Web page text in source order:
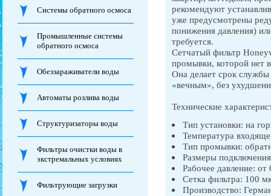
Системы обратного осмоса
Промышленные системы
обратного осмоса
Обеззараживатели воды
Автоматы розлива воды
Структуризаторы воды
Фильтры очистки воды в
экстремальных условиях
Фильтрующие загрузки
рекомендуют
уже предусмотрены
понижения давления)
требуется.
Сетчатый фильтр
промывки, которой нет
Она делает срок службы
«вечным», без
Технические
Тип установки: на
Температура
Тип промывки:
Размеры
Рабочее давление:
Сетка фильтра: 100
Производство: